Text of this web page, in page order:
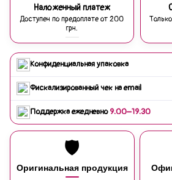
Наложенный платеж
Доступен по предоплате от 200
грн.
Конфиденциальная упаковка
Фискализированный чек на email
Поддержка ежедневно9:00–19:30
🛡️
Оригинальная продукция